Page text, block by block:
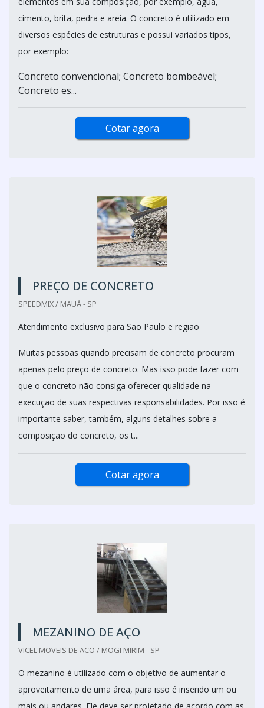
cimento, brita, pedra e areia. O concreto é utilizado em
diversos espécies de estruturas e possui variados tipos,
por exemplo:
Concreto convencional; Concreto bombeável;
Concreto es...
Cotar agora
PREÇO DE CONCRETO
SPEEDMIX / MAUÁ - SP
Atendimento exclusivo para São Paulo e região
Muitas pessoas quando precisam de concreto procuram
apenas pelo preço de concreto. Mas isso pode fazer com
que o concreto não consiga oferecer qualidade na
execução de suas respectivas responsabilidades. Por isso é
importante saber, também, alguns detalhes sobre a
composição do concreto, os t...
Cotar agora
MEZANINO DE AÇO
VICEL MOVEIS DE ACO / MOGI MIRIM - SP
O mezanino é utilizado com o objetivo de aumentar o
aproveitamento de uma área, para isso é inserido um ou